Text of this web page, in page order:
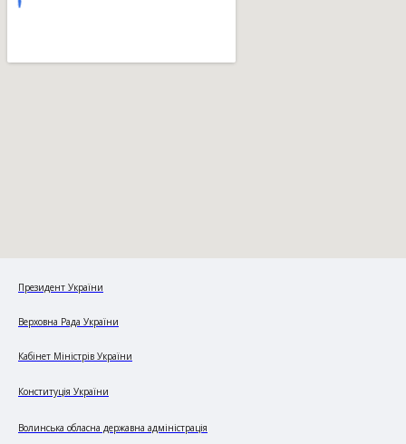
Президент України
Верховна Рада України
Кабінет Міністрів України
Конституція України
Волинська обласна державна адміністрація